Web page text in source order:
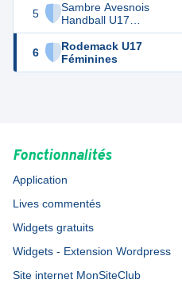
5
Sambre Avesnois
Handball U17
Féminines
6
Rodemack U17
Féminines
0
Fonctionnalités
Application
Lives commentés
Widgets gratuits
Widgets - Extension Wordpress
Site internet MonSiteClub